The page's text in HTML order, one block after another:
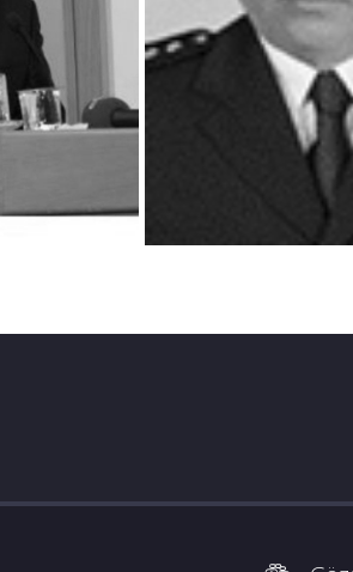
Daire Başkanlığı’nda polislik
Müdürlüğü, İkmal ve Bakım Daire
Şube Müdürlüğü ve Polis Akademisi
Adli Tıp Enstitüsü Fizik
tamamlayarak Doktor unvanını aldı.
Görevlisi olarak da çalışan
Yöntemleri ve Parmak izi
ikizlerde parmak izi, adli palinoloji,
Birliği’ni kurdu. İlk toplantıda oy